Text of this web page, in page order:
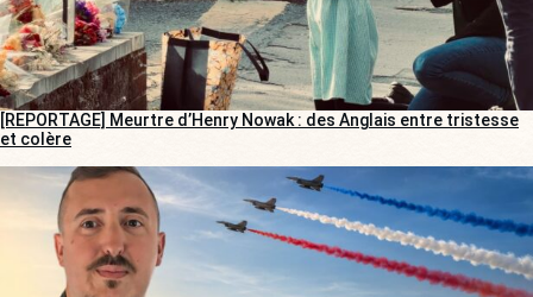
[REPORTAGE] Meurtre d’Henry Nowak : des Anglais entre tristesse
et colère